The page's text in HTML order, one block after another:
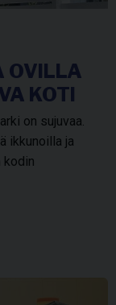
OVILLA
KOTI
on sujuvaa.
ikkunoilla ja
kodin